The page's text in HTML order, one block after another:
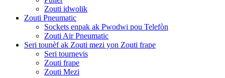
Zouti idwolik
Zouti Pneumatic
Sockets enpak ak Pwodwi pou Telefòn
Zouti Air Pneumatic
Seri tounèf ak Zouti mezi yon Zouti frape
Seri tournevis
Zouti frape
Zouti Mezi